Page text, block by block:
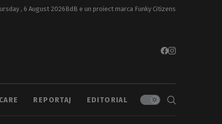
, 6 August 2026BdB e un proiect marca Funky Citizens
REPORTAJ EDITORIAL